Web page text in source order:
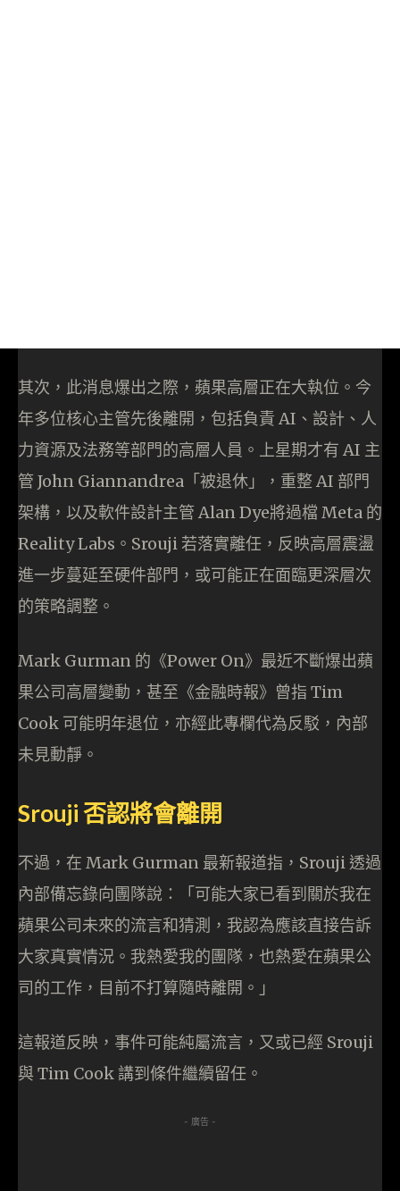
其次，此消息爆出之際，蘋果高層正在大執位。今
年多位核心主管先後離開，包括負責 AI、設計、人
力資源及法務等部門的高層人員。上星期才有 AI 主
管 John Giannandrea「被退休」，重整 AI 部門
架構，以及軟件設計主管 Alan Dye將過檔 Meta 的
Reality Labs。Srouji 若落實離任，反映高層震盪
進一步蔓延至硬件部門，或可能正在面臨更深層次
的策略調整。
Mark Gurman 的《Power On》最近不斷爆出蘋
果公司高層變動，甚至《金融時報》曾指 Tim
Cook 可能明年退位，亦經此專欄代為反駁，內部
未見動靜。
Srouji 否認將會離開
不過，在 Mark Gurman 最新報道指，Srouji 透過
內部備忘錄向團隊說：「可能大家已看到關於我在
蘋果公司未來的流言和猜測，我認為應該直接告訴
大家真實情況。我熱愛我的團隊，也熱愛在蘋果公
司的工作，目前不打算隨時離開。」
這報道反映，事件可能純屬流言，又或已經 Srouji
與 Tim Cook 講到條件繼續留任。
- 廣告 -